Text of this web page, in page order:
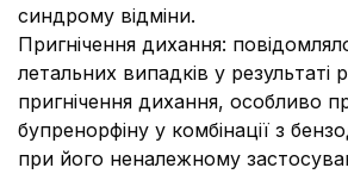
синдрому відміни.
Пригнічення дихання:
летальних випадків у результаті
пригнічення дихання, особливо
бупренорфіну у комбінації з
при його неналежному